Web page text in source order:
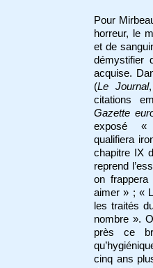
Pour
horreur, le
et de
démystifier
acquise.
(Le Journal
citations
Gazette
exposé «
qualifiera
chapitre IX
reprend
on
aimer » ; «
les traités
nombre ».
près ce
cinq ans